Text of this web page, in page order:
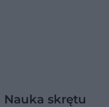
Nauka skrętu